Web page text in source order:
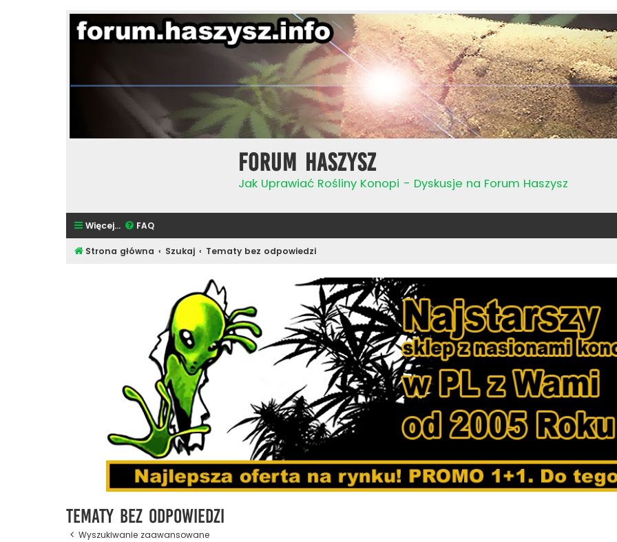
Forum Haszysz
Jak Uprawiać Rośliny Konopi - Dyskusje na Forum Haszysz
Więcej… FAQ
Strona główna Szukaj Tematy bez odpowiedzi
Tematy bez odpowiedzi
Wyszukiwanie zaawansowane